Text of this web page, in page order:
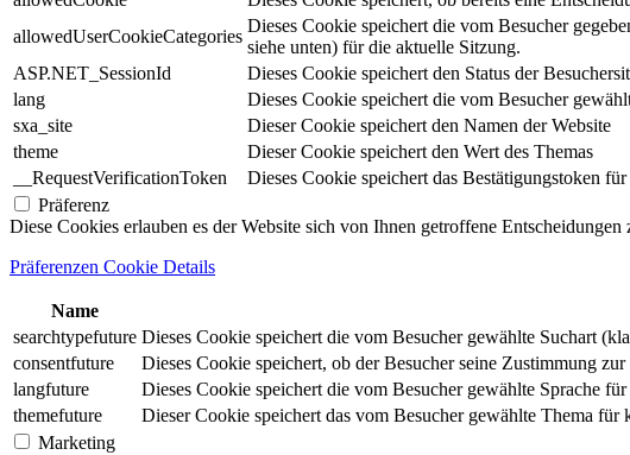
allowedUserCookieCategories
Dieses Cookie speichert die vom Besucher
siehe unten) für die aktuelle Sitzung.
ASP.NET_SessionId
Dieses Cookie speichert den Status der
lang
Dieses Cookie speichert die vom Besucher
sxa_site
Dieser Cookie speichert den Namen der Website
theme
Dieser Cookie speichert den Wert des Themas
__RequestVerificationToken
Dieses Cookie speichert das Bestätigungstoken
Präferenz
Diese Cookies erlauben es der Website sich von Ihnen getroffene
Präferenzen Cookie Details
Name
searchtypefuture Dieses Cookie speichert die vom Besucher gewählte Suchart
consentfuture
Dieses Cookie speichert, ob der Besucher seine Zustimmung
langfuture
Dieses Cookie speichert die vom Besucher gewählte Sprache
themefuture
Dieser Cookie speichert das vom Besucher gewählte Thema
Marketing